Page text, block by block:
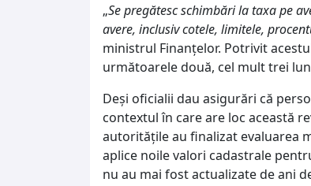
„Se pregătesc schimbări la taxa pe
avere, inclusiv cotele, limitele,
ministrul Finanțelor. Potrivit
următoarele două, cel mult trei
Deși oficialii dau asigurări că
contextul în care are loc această
autoritățile au finalizat evaluarea
aplice noile valori cadastrale
nu au mai fost actualizate de ani